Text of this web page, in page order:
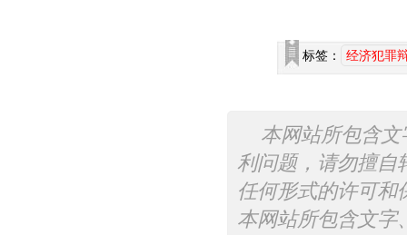
标签： 经济犯罪
本网站所包含
利问题，请勿擅自
任何形式的许可和
本网站所包含文字